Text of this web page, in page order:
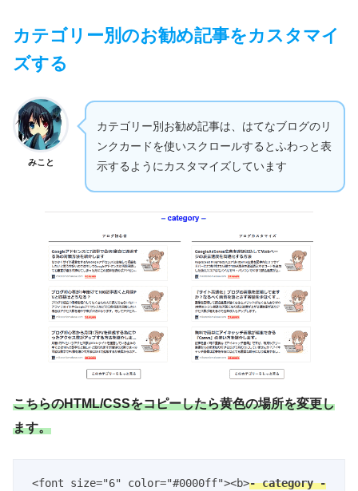
カテゴリー別のお勧め記事をカスタマイ
ズする
みこと
カテゴリー別お勧め記事は、はてなブログのリ
ンクカードを使いスクロールするとふわっと表
示するようにカスタマイズしています
こちらのHTML/CSSをコピーしたら黄色の場所を変更し
ます。
<font size="6" color="#0000ff"><b>- category -